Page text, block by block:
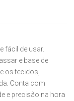
fácil de usar.
e base de
os tecidos,
Conta com
e precisão na hora